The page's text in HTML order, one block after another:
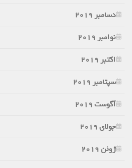
دسامبر 2019
نوامبر 2019
اکتبر 2019
سپتامبر 2019
آگوست 2019
جولای 2019
ژوئن 2019